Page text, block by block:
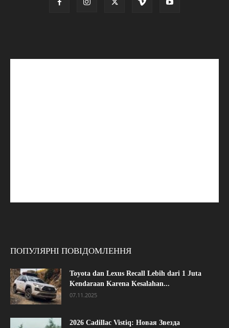
ПОПУЛЯРНІ ПОВІДОМЛЕННЯ
Toyota dan Lexus Recall Lebih dari 1 Juta
Kendaraan Karena Kesalahan...
07.11.2025
2026 Cadillac Vistiq: Новая Звезда